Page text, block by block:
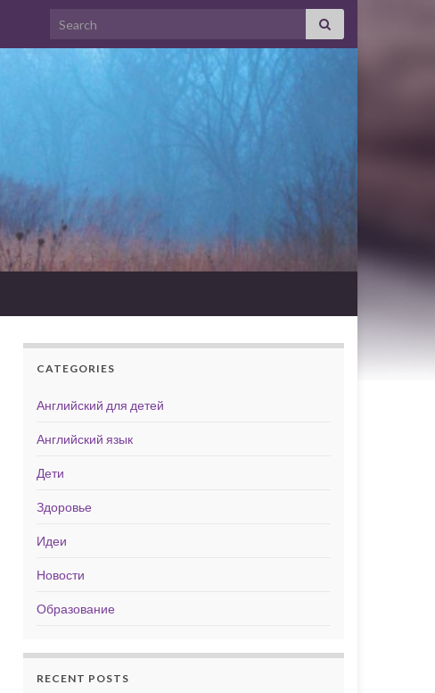
Search for:
CATEGORIES
Английский для детей
Английский язык
Дети
Здоровье
Идеи
Новости
Образование
RECENT POSTS